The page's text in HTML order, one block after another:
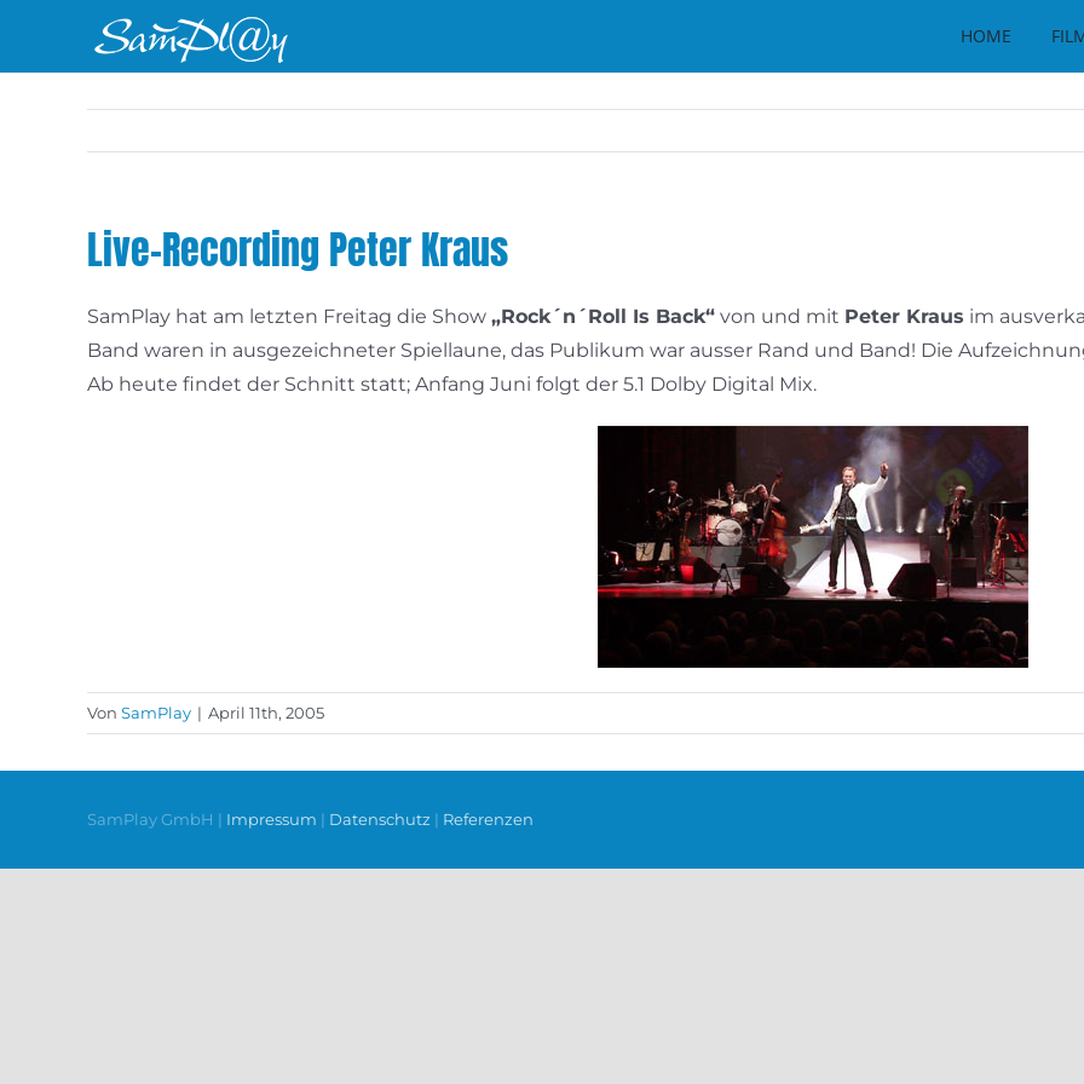
HOME
Live-Recording Peter Kraus
SamPlay hat am letzten Freitag die Show „Rock´n´Roll Is Back“ von und mit Peter Kraus im
Band waren in ausgezeichneter Spiellaune, das Publikum war ausser Rand und Band! Die
Ab heute findet der Schnitt statt; Anfang Juni folgt der 5.1 Dolby Digital Mix.
Von SamPlay | April 11th, 2005
SamPlay GmbH | Impressum | Datenschutz | Referenzen